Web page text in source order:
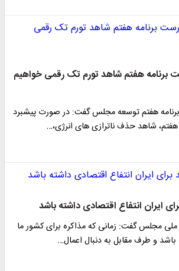
برنامه هفتم شاهد تورم تک رقمی خواهیم
هفتم توسعه مجلس گفت: در صورت پیشبرد
شاهد حذف ناترازی های انرژی،…
ایران انتفاع اقتصادی داشته باشد
مجلس گفت: زمانی که مذاکره برای کشور ما
باشد و طرف مقابل به دنبال اعمال…